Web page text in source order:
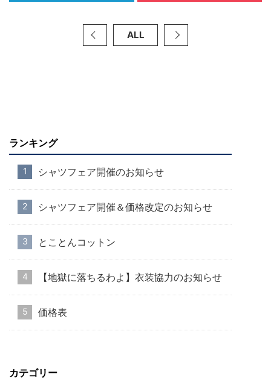
ALL
ランキング
シャツフェア開催のお知らせ
シャツフェア開催＆価格改定のお知らせ
とことんコットン
【地獄に落ちるわよ】衣装協力のお知らせ
価格表
カテゴリー